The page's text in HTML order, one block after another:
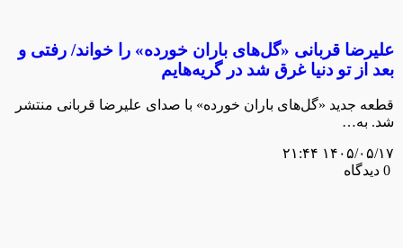
علیرضا قربانی «گل‌های باران خورده» را خواند/ رفتی و
بعد از تو دنیا غرق شد در گریه‌هایم
قطعه جدید «گل‌های باران خورده» با صدای علیرضا قربانی منتشر
شد. به…
۱۴۰۵/۰۵/۱۷ ۲۱:۴۴
0 دیدگاه